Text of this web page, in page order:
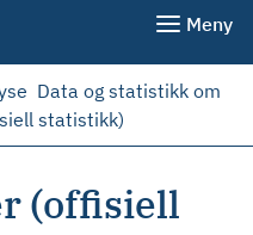
Meny
Data og statistikk om
statistikk)
(offisiell